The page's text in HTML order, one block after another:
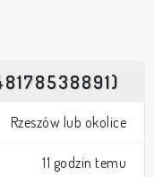
Rzeszów lub okolice
11 godzin temu